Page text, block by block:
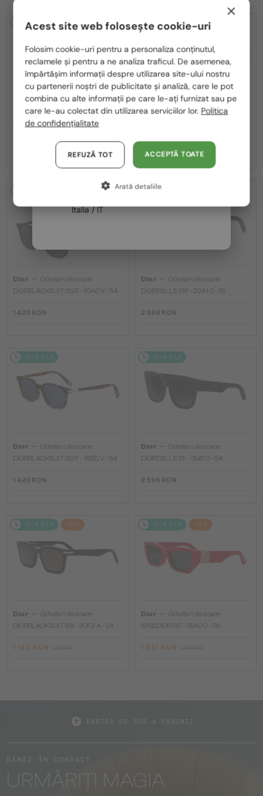
2-4 ZILE
Dior—Ochelari de soare
CDIOR S1F - 35A0 D - 56
2-4 ZILE
Dior—Ochelari de soare
Dior
Ochelari de soare
DIORBLACKSUIT S12F - 10A0 V - 54
1 420 RON
2-4 ZILE
Dior
Ochelari de soare
DIORESILLE S1F - 20A1 O - 55
2 396 RON
2-4 ZILE
Dior
Ochelari de soare
DIORBLACKSUIT S12F - 18B0 V - 54
1 420 RON
2-4 ZILE
Dior
Ochelari de soare
DIORESILLE S1I - 35A1 O - 54
2 396 RON
2-4 ZILE -10%
Dior
Ochelari de soare
DIORBLACKSUIT S3I - 20F2 A - 54
1 162 RON
2-4 ZILE -12%
Dior
Ochelari de soare
MISSDIOR S1F - 35A0 O - 56
1 521 RON
URMĂRIȚI MAGIA
România / RO
Polska / PL
Magyarország / HU
United Arab Emirates / EN
Austria / AT
Germania / DE
Franța / FR
Italia / IT
×
Acest site web folosește cookie-uri
Folosim cookie-uri pentru a personaliza conținutul,
reclamele și pentru a ne analiza traficul. De asemenea,
împărtășim informații despre utilizarea site-ului nostru
cu partenerii noștri de publicitate și analiză, care le pot
combina cu alte informații pe care le-ați furnizat sau pe
care le-au colectat din utilizarea serviciilor lor. Politica
de confidențialitate
ACCEPTĂ TOATE
REFUZĂ TOT
Arată detaliile